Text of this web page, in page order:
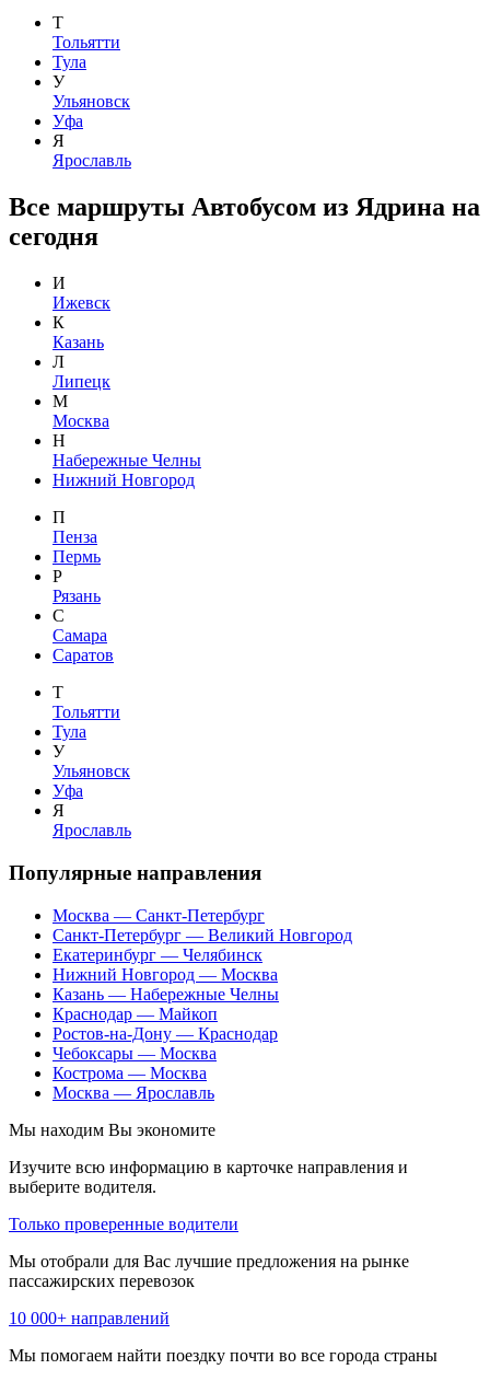
Т
Тольятти
Тула
У
Ульяновск
Уфа
Я
Ярославль
Все маршруты Автобусом из Ядрина на
сегодня
И
Ижевск
К
Казань
Л
Липецк
М
Москва
Н
Набережные Челны
Нижний Новгород
П
Пенза
Пермь
Р
Рязань
С
Самара
Саратов
Т
Тольятти
Тула
У
Ульяновск
Уфа
Я
Ярославль
Популярные направления
Москва — Санкт-Петербург
Санкт-Петербург — Великий Новгород
Екатеринбург — Челябинск
Нижний Новгород — Москва
Казань — Набережные Челны
Краснодар — Майкоп
Ростов-на-Дону — Краснодар
Чебоксары — Москва
Кострома — Москва
Москва — Ярославль
Мы находим Вы экономите
Изучите всю информацию в карточке направления и
выберите водителя.
Только проверенные водители
Мы отобрали для Вас лучшие предложения на рынке
пассажирских перевозок
10 000+ направлений
Мы помогаем найти поездку почти во все города страны